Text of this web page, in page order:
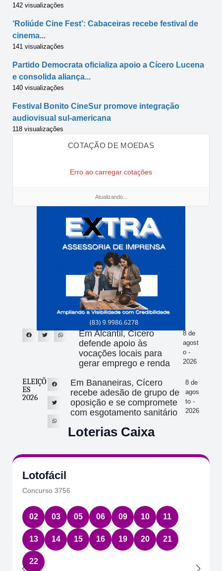
142 visualizações
‘Roliúde Cine Fest’: Cabaceiras recebe festival de
cinema...
141 visualizações
Partido Democrata oficializa apoio a Cícero Lucena
e consolida aliança...
140 visualizações
Festival Bonito CineSur promove integração
audiovisual sul-americana
118 visualizações
COTAÇÃO DE MOEDAS
Erro ao carregar cotações
Atualizando...
Em Alcantil, Cícero
defende apoio às
vocações locais para
gerar emprego e renda
8 de
agost
o -
2026
ELEIÇÕ
ES
2026
Em Bananeiras, Cícero
recebe adesão de grupo de
oposição e se compromete
com esgotamento sanitário
8 de
agos
to -
2026
Loterias Caixa
Lotofácil
Concurso 3756
02 03 05 06 09 10 11
13 14 15 16 19 20 21
22